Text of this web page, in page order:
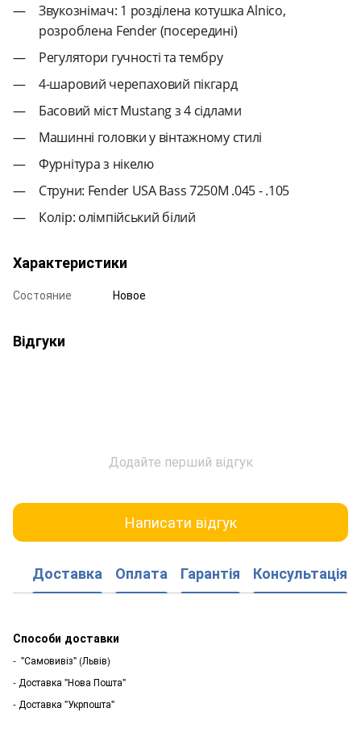
Звукознімач: 1 розділена котушка Alnico,
розроблена Fender (посередині)
Регулятори гучності та тембру
4-шаровий черепаховий пікгард
Басовий міст Mustang з 4 сідлами
Машинні головки у вінтажному стилі
Фурнітура з нікелю
Струни: Fender USA Bass 7250M .045 - .105
Колір: олімпійський білий
Характеристики
Состояние Новое
Відгуки
Додайте перший відгук
Написати відгук
Доставка Оплата Гарантія Консультація
Способи доставки
- "Самовивіз" (Львів)
- Доставка "Нова Пошта"
- Доставка "Укрпошта"